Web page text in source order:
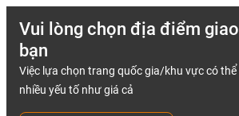
Vui lòng chọn địa điểm
bạn
Việc lựa chọn trang quốc gia/khu vực có
nhiều yếu tố như giá cả